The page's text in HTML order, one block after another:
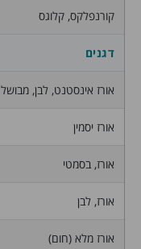
קורנפלקס, קלוגס
דגנים
אורז אינסטנט, לבן, מבושל
אורז יסמין
אורז, בסמטי
אורז, לבן
אורז מלא (חום)